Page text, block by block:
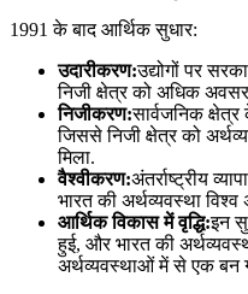
1991 के बाद आर्थिक सुधार:
उदारीकरण:उद्योगों पर
निजी क्षेत्र को अधिक अवसर
निजीकरण:सार्वजनिक क्षेत्र
जिससे निजी क्षेत्र को
मिला.
वैश्वीकरण:अंतर्राष्ट्रीय
भारत की अर्थव्यवस्था
आर्थिक विकास में वृद्धि:इन
हुई, और भारत की
अर्थव्यवस्थाओं में से एक बन